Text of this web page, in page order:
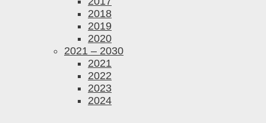
2018
2019
2020
2021 – 2030
2021
2022
2023
2024